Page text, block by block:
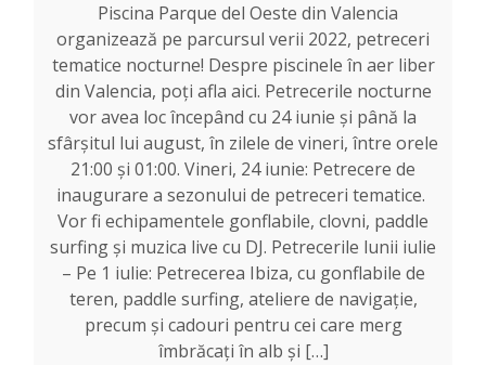
Piscina Parque del Oeste din Valencia
organizează pe parcursul verii 2022, petreceri
tematice nocturne! Despre piscinele în aer liber
din Valencia, poți afla aici. Petrecerile nocturne
vor avea loc începând cu 24 iunie și până la
sfârșitul lui august, în zilele de vineri, între orele
21:00 și 01:00. Vineri, 24 iunie: Petrecere de
inaugurare a sezonului de petreceri tematice.
Vor fi echipamentele gonflabile, clovni, paddle
surfing și muzica live cu DJ. Petrecerile lunii iulie
– Pe 1 iulie: Petrecerea Ibiza, cu gonflabile de
teren, paddle surfing, ateliere de navigație,
precum și cadouri pentru cei care merg
îmbrăcați în alb și […]